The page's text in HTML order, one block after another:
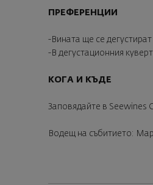
ПРЕФЕРЕНЦИИ
-Вината ще се
-В дегустационния
КОГА И КЪДЕ
Заповядайте в Seewines
Водещ на събитието: